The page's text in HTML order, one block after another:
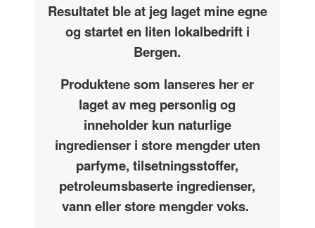
Resultatet ble at jeg laget mine egne
og startet en liten lokalbedrift i
Bergen.
Produktene som lanseres her er
laget av meg personlig og
inneholder kun naturlige
ingredienser i store mengder uten
parfyme, tilsetningsstoffer,
petroleumsbaserte ingredienser,
vann eller store mengder voks.